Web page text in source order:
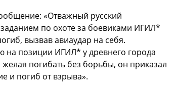
«Отважный русский
по охоте за боевиками ИГИЛ*
вызвав авиаудар на себя.
на позиции ИГИЛ* у древнего города
погибать без борьбы, он приказал
и погиб от взрыва».